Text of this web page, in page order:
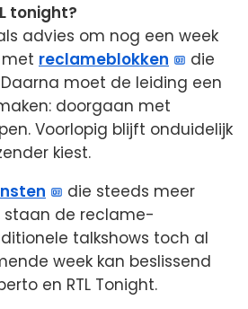
tonight?
advies om nog een week
reclameblokken
die
moet de leiding een
doorgaan met
Voorlopig blijft onduidelijk
kiest.
die steeds meer
staan de reclame-
talkshows toch al
week kan beslissend
en RTL Tonight.